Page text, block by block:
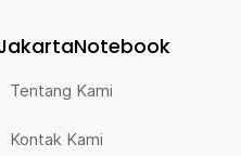
Tentang Kami
Kontak Kami